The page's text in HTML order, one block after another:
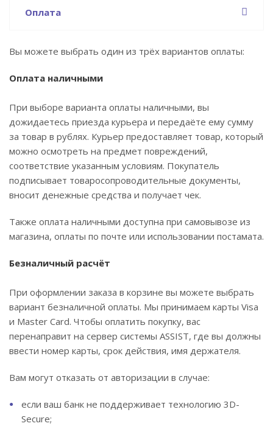
Оплата
Вы можете выбрать один из трёх вариантов оплаты:
Оплата наличными
При выборе варианта оплаты наличными, вы
дожидаетесь приезда курьера и передаёте ему сумму
за товар в рублях. Курьер предоставляет товар, который
можно осмотреть на предмет повреждений,
соответствие указанным условиям. Покупатель
подписывает товаросопроводительные документы,
вносит денежные средства и получает чек.
Также оплата наличными доступна при самовывозе из
магазина, оплаты по почте или использовании постамата.
Безналичный расчёт
При оформлении заказа в корзине вы можете выбрать
вариант безналичной оплаты. Мы принимаем карты Visa
и Master Card. Чтобы оплатить покупку, вас
перенаправит на сервер системы ASSIST, где вы должны
ввести номер карты, срок действия, имя держателя.
Вам могут отказать от авторизации в случае:
если ваш банк не поддерживает технологию 3D-
Secure;